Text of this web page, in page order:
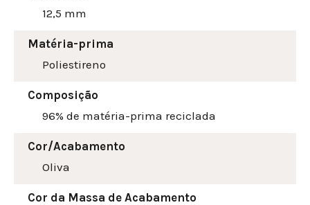
12,5 mm
Matéria-prima
Poliestireno
Composição
96% de matéria-prima reciclada
Cor/Acabamento
Oliva
Cor da Massa de Acabamento